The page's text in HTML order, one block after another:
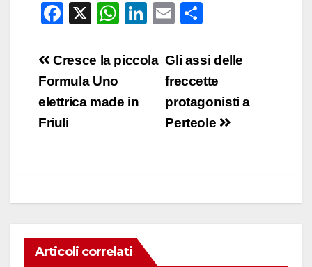
F
c
e
b
o
X
W
at
A
Li
k
E
ail n
di
vi
di
Navigazione
articoli
Gli assi delle
freccette
protagonisti a
Perteole
Cresce la piccola
Formula Uno
elettrica made in
Friuli
Articoli correlati